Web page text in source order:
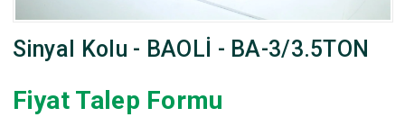
Sinyal Kolu - BAOLİ - BA-3/3.5TON
Fiyat Talep Formu